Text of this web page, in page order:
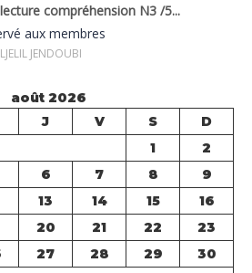
compréhension N3 /5...
aux membres
JENDOUBI
août 2026
J V S
D
1
2
6 7 8
9
13 14 15
16
20 21 22
23
27 28 29
30